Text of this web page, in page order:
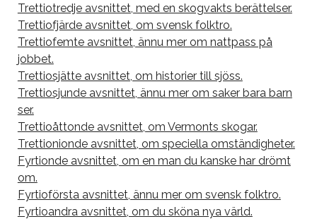
Trettiotredje avsnittet, med en skogvakts berättelser.
Trettiofjärde avsnittet, om svensk folktro.
Trettiofemte avsnittet, ännu mer om nattpass på
jobbet.
Trettiosjätte avsnittet, om historier till sjöss.
Trettiosjunde avsnittet, ännu mer om saker bara barn
ser.
Trettioåttonde avsnittet, om Vermonts skogar.
Trettionionde avsnittet, om speciella omständigheter.
Fyrtionde avsnittet, om en man du kanske har drömt
om.
Fyrtioförsta avsnittet, ännu mer om svensk folktro.
Fyrtioandra avsnittet, om du sköna nya värld.